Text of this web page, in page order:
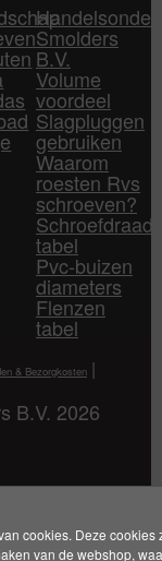
cookies. Deze cookies
van de webshop,
Smolders
B.V.
Volume
voordeel
Slagpluggen
gebruiken
Waarom
roesten Rvs
schroeven?
Schroefdraad
tabel
Pvc-buizen
diameters
Flenzen
tabel
& Bezorgkosten |
B.V. 2026